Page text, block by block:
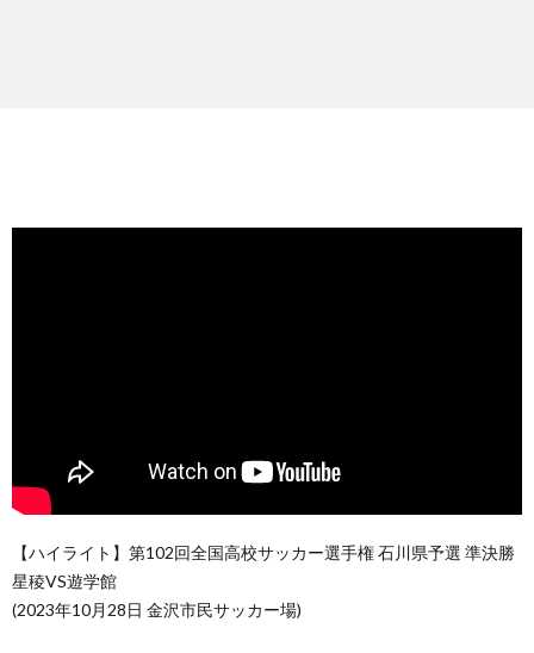
【ハイライト】第102回全国高校サッカー選手権 石川県予選 準決勝
星稜VS遊学館
(2023年10月28日 金沢市民サッカー場)